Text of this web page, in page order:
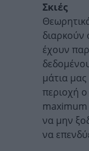
Σκιές
διαρκούν
έχουν
μάτια μας
περιοχή
maximum
να μην
να